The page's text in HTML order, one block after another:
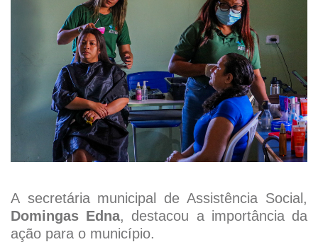
A secretária municipal de Assistência Social,
Domingas Edna, destacou a importância da
ação para o município.